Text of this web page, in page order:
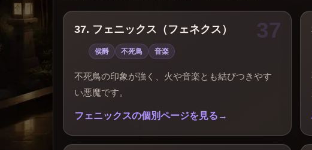
37. フェニックス（フェネクス）
侯爵 不死鳥 音楽
不死鳥の印象が強く、火や音楽とも結びつきやす
い悪魔です。
フェニックスの個別ページを見る